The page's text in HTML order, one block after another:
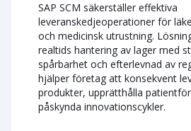
SAP SCM säkerställer effektiva
leveranskedjeoperationer för
och medicinsk utrustning.
realtids hantering av lager med
spårbarhet och efterlevnad av
hjälper företag att konsekvent
produkter, upprätthålla
påskynda innovationscykler.